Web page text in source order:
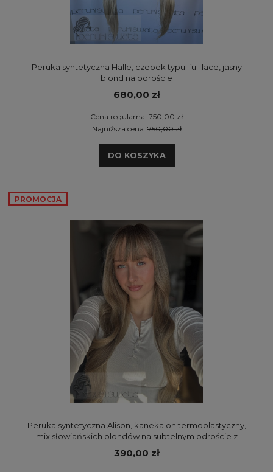
Peruka syntetyczna Halle, czepek typu: full lace, jasny
blond na odroście
680,00 zł
Cena regularna: 750,00 zł
Najniższa cena:750,00 zł
DO KOSZYKA
Peruka syntetyczna Alison, kanekalon termoplastyczny,
mix słowiańskich blondów na subtelnym odroście z
jaśniejszymi końcówkami
390,00 zł
PROMOCJA